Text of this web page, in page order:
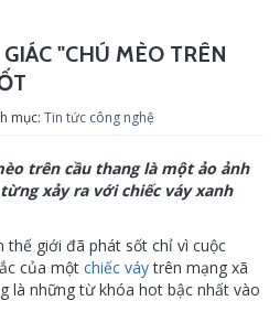
"CHÚ MÈO TRÊN
mục: Tin tức công nghệ
trên cầu thang là một ảo ảnh
xảy ra với chiếc váy xanh
thế giới đã phát sốt chỉ vì cuộc
của một chiếc váytrên mạng xã
là những từ khóa hot bậc nhất vào